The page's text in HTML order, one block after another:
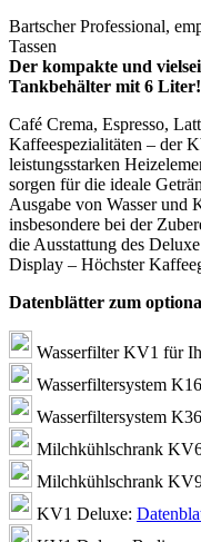
Bartscher Professional,
Tassen
Der kompakte und
Tankbehälter mit 6 Liter!
Café Crema, Espresso,
Kaffeespezialitäten – der
leistungsstarken
sorgen für die ideale
Ausgabe von Wasser und
insbesondere bei der
die Ausstattung des
Display – Höchster
Datenblätter zum
Wasserfilter KV1 für
Wasserfiltersystem
Wasserfiltersystem
Milchkühlschrank
Milchkühlschrank
KV1 Deluxe: